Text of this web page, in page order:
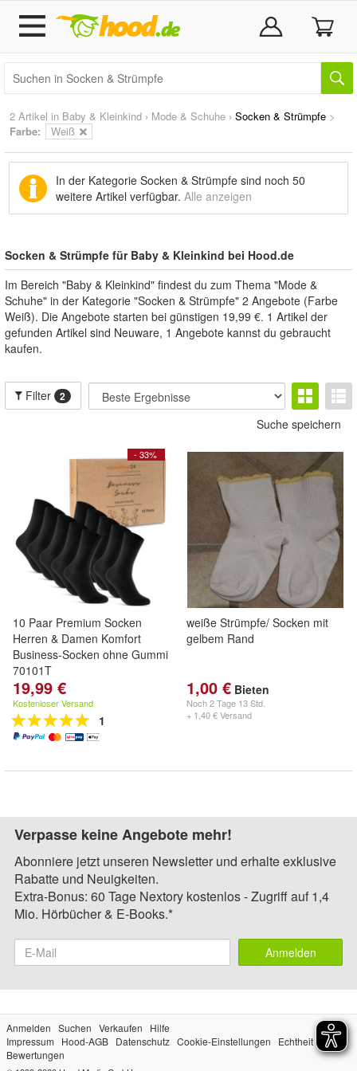
2 Artikel in Baby & Kleinkind › Mode & Schuhe › Socken & Strümpfe >
Farbe:
Weiß
In der Kategorie Socken & Strümpfe sind noch 50
weitere Artikel verfügbar. Alle anzeigen
Socken & Strümpfe für Baby & Kleinkind bei Hood.de
Im Bereich "Baby & Kleinkind" findest du zum Thema "Mode &
Schuhe" in der Kategorie "Socken & Strümpfe" 2 Angebote (Farbe
Weiß). Die Angebote starten bei günstigen 19,99 €. 1 Artikel der
gefunden Artikel sind Neuware, 1 Angebote kannst du gebraucht
kaufen.
Filter 2
Suche speichern
- 33%
10 Paar Premium Socken
Herren & Damen Komfort
Business-Socken ohne Gummi
70101T
19,99 €
Kostenloser Versand
1
weiße Strümpfe/ Socken mit
gelbem Rand
1,00 € Bieten
Noch2 Tage 13 Std.
+ 1,40 € Versand
Verpasse keine Angebote mehr!
Abonniere jetzt unseren Newsletter und erhalte exklusive
Rabatte und Neuigkeiten.
Extra-Bonus: 60 Tage Nextory kostenlos - Zugriff auf 1,4
Mio. Hörbücher & E-Books.*
Anmelden
Anmelden Suchen Verkaufen
Hilfe
Impressum
Hood-AGB Datenschutz Cookie-Einstellungen
Echtheit der
Bewertungen